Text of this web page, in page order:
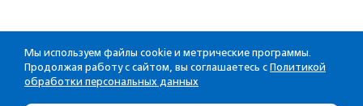
Мы используем файлы cookie и метрические программы.
Продолжая работу с сайтом, вы соглашаетесь с Политикой
обработки персональных данных